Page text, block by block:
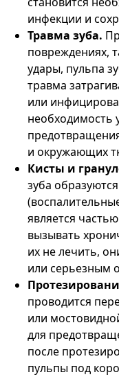
инфекции и
Травма зуба.
повреждениях,
удары, пульпа
травма
или
необходимость
и окружающих
Кисты и
зуба
является
вызывать
их не лечить,
или серьезным
проводится
или
для
после
пульпы под